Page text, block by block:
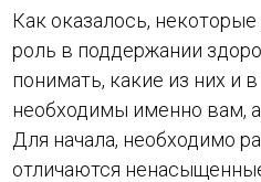
Как оказалось,
роль в поддержании
понимать, какие из них и
необходимы именно вам, а
Для начала, необходимо
отличаются